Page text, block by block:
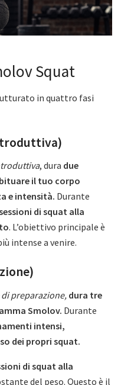
Squat
in quattro fasi
, dura due
il tuo corpo
e intensità. Durante
di squat alla
. L’obiettivo principale è
intense a venire.
di preparazione, dura tre
Smolov. Durante
intensi,
dei propri squat.
di squat alla
del peso. Questo è il